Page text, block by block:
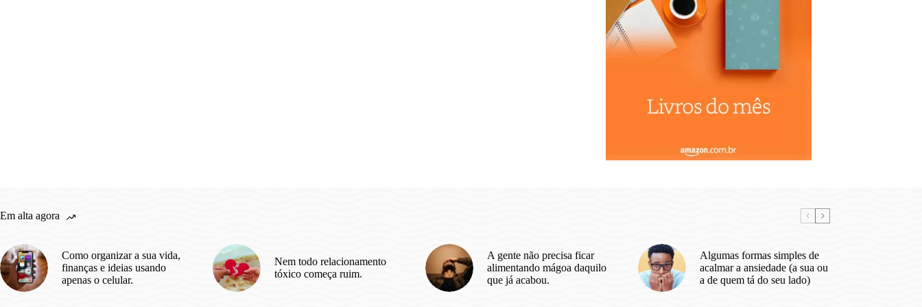
Em alta agora
Como organizar a sua vida,
finanças e ideias usando
apenas o celular.
Nem todo relacionamento
tóxico começa ruim.
A gente não precisa ficar
alimentando mágoa daquilo
que já acabou.
Algumas formas simples de
acalmar a ansiedade (a sua ou
a de quem tá do seu lado)